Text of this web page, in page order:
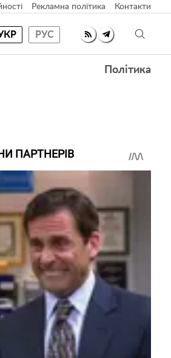
Рекламна політика Контакти
РУС
Політика
ПАРТНЕРІВ